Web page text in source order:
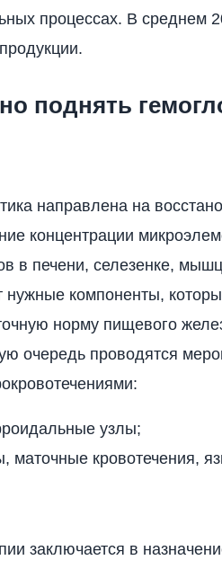
процессах. В среднем
поднять
направлена на
концентрации
в печени, селезенке,
нужные компоненты,
норму пищевого
очередь проводятся
узлы;
маточные кровотечения,
заключается в